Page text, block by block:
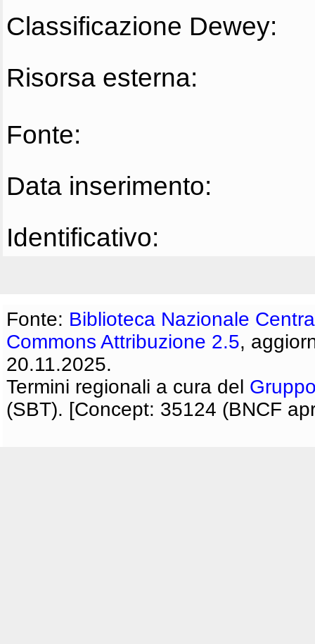
Classificazione Dewey:
Risorsa esterna:
Fonte:
Data inserimento:
Identificativo:
Fonte: Biblioteca Nazionale
Commons Attribuzione 2.5,
20.11.2025.
Termini regionali a cura del
(SBT). [Concept: 35124 (BNCF